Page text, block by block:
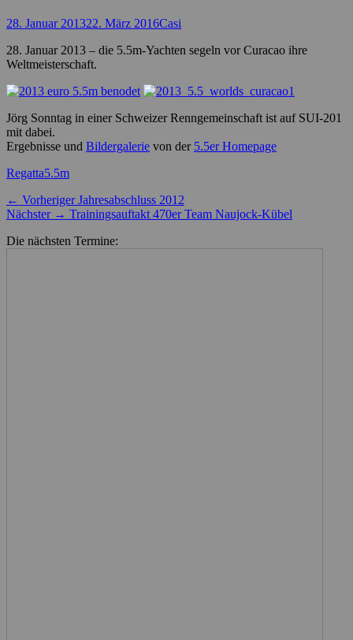
Posted
28. Januar 201322. März 2016Autor
Casi
28. Januar 2013 – die 5.5m-Yachten segeln vor Curacao ihre
Weltmeisterschaft.
Jörg Sonntag in einer Schweizer Renngemeinschaft ist auf SUI-201
mit dabei.
Ergebnisse und Bildergalerie von der 5.5er Homepage
Kategorien
RegattaSchlagworte
5.5m
Beitragsnavigation
← Vorheriger Vorheriger
Beitrag:
Jahresabschluss 2012
Nächster → Nächster
Trainingsauftakt 470er Team Naujock-Kübel
Die nächsten Termine: